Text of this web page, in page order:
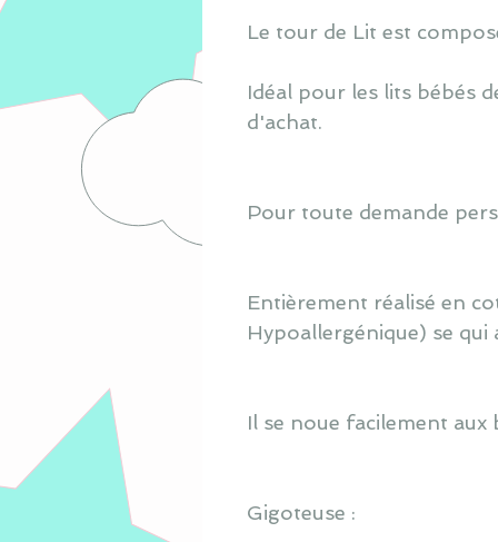
Le tour de Lit est
Idéal pour les lits bébés
d'achat.
Pour toute demande
Entièrement réalisé en
Hypoallergénique) se
Il se noue facilement aux
Gigoteuse :